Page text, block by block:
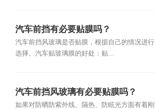
汽车前挡有必要贴膜吗？
汽车前挡风玻璃是否贴膜，根据自己的情况进行
选择。汽车贴玻璃膜的好处：贴...
汽车前挡风玻璃有必要贴膜吗？
如果对防晒防紫外线、隔热、防眩光方面有着刚